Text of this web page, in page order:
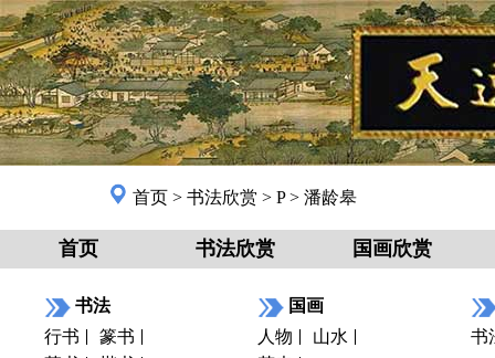
首页 > 书法欣赏 > P> 潘龄皋
首页 书法欣赏 国画欣赏
书法
行书
篆书
国画
人物
山水
书